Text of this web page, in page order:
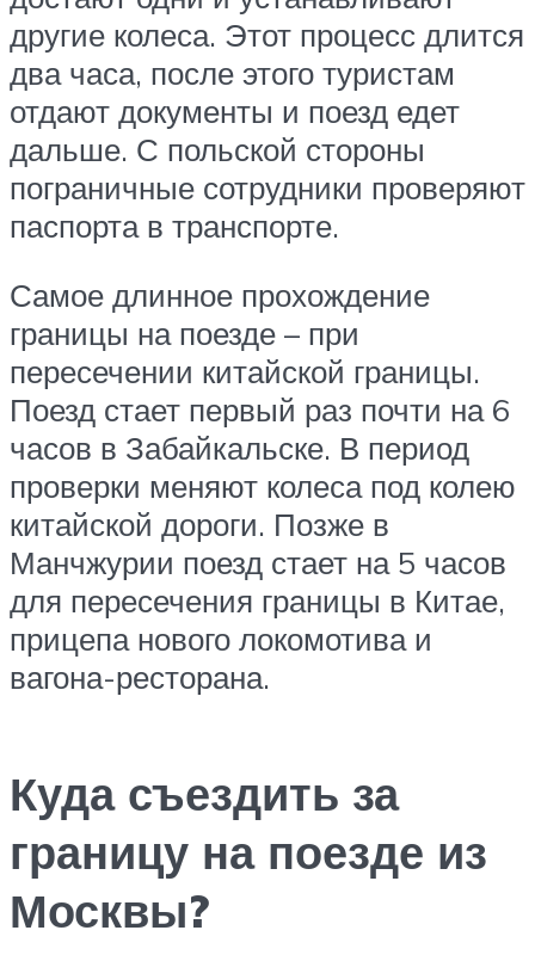
другие колеса. Этот процесс длится
два часа, после этого туристам
отдают документы и поезд едет
дальше. С польской стороны
пограничные сотрудники проверяют
паспорта в транспорте.
Самое длинное прохождение
границы на поезде – при
пересечении китайской границы.
Поезд стает первый раз почти на 6
часов в Забайкальске. В период
проверки меняют колеса под колею
китайской дороги. Позже в
Манчжурии поезд стает на 5 часов
для пересечения границы в Китае,
прицепа нового локомотива и
вагона-ресторана.
Куда съездить за
границу на поезде из
Москвы?